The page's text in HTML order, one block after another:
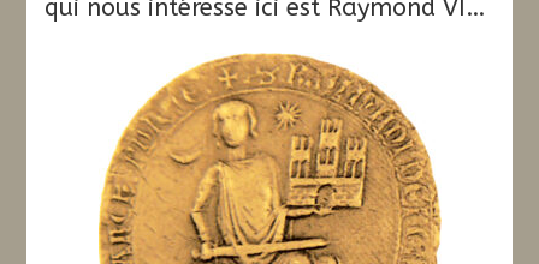
qui nous intéresse ici est Raymond VI…